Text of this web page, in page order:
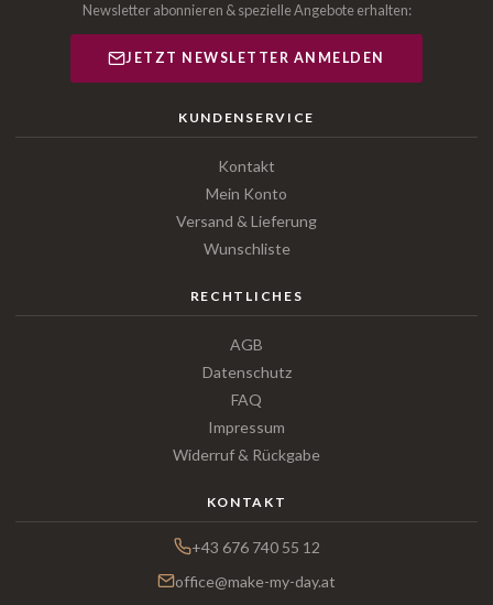
Newsletter abonnieren & spezielle Angebote erhalten:
JETZT NEWSLETTER ANMELDEN
KUNDENSERVICE
Kontakt
Mein Konto
Versand & Lieferung
Wunschliste
RECHTLICHES
AGB
Datenschutz
FAQ
Impressum
Widerruf & Rückgabe
KONTAKT
+43 676 740 55 12
office@make-my-day.at